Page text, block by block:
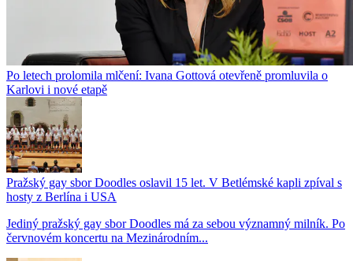
Po letech prolomila mlčení: Ivana Gottová otevřeně promluvila o
Karlovi i nové etapě
Pražský gay sbor Doodles oslavil 15 let. V Betlémské kapli zpíval s
hosty z Berlína i USA
Jediný pražský gay sbor Doodles má za sebou významný milník. Po
červnovém koncertu na Mezinárodním...